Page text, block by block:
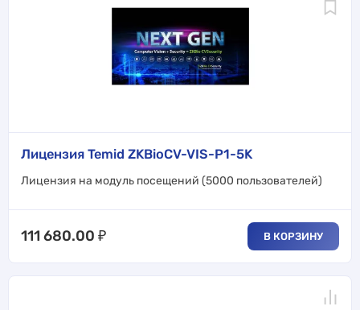
Лицензия Temid ZKBioCV-VIS-P1-5K
Лицензия на модуль посещений (5000 пользователей)
111 680.00 ₽ В КОРЗИНУ